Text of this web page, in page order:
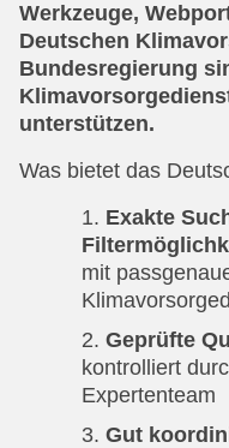
Werkzeuge,
Deutschen
Bundesregierung
unterstützen.
Was bietet das
Exakte
mit
Geprüfte
kontrolliert
Expertenteam
Gut